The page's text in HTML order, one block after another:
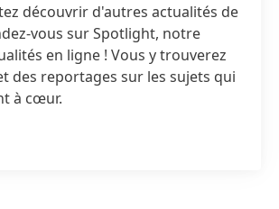
découvrir d'autres actualités de
vous sur Spotlight, notre
en ligne ! Vous y trouverez
des reportages sur les sujets qui
à cœur.